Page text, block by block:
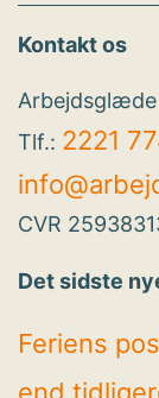
Kontakt os
Arbejdsglæde
Tlf.: 2221
CVR
Det sidste
Feriens